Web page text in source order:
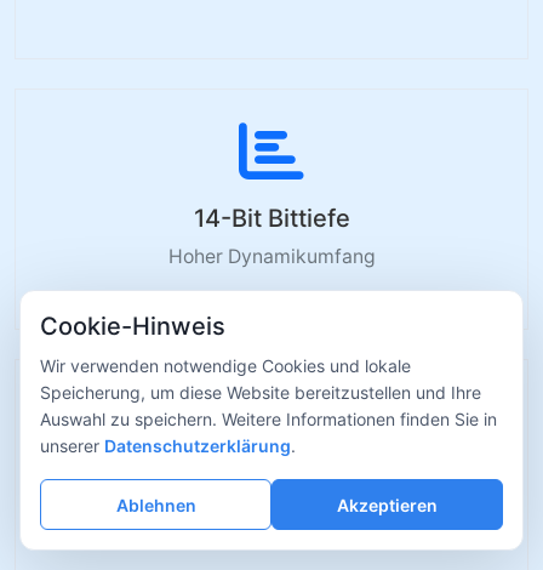
14-Bit Bittiefe
Hoher Dynamikumfang
Hohe Empfindlichkeit
Exzellent bei schwachem Licht
Cookie-Hinweis
Wir verwenden notwendige Cookies und lokale
Speicherung, um diese Website bereitzustellen und Ihre
Auswahl zu speichern. Weitere Informationen finden Sie in
unserer Datenschutzerklärung.
Ablehnen Akzeptieren